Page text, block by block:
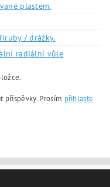
plastem.
/ drážky.
radiální vůle
Prosím přihlaste